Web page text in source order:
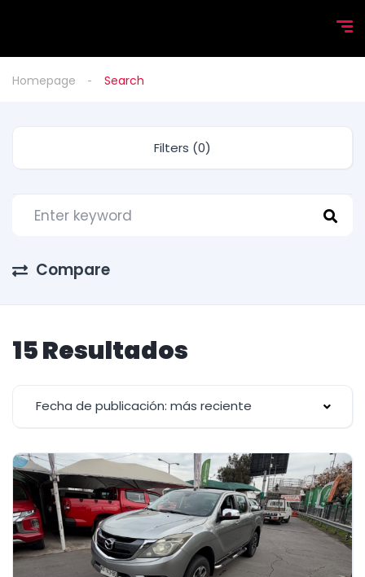
Homepage Search
Filters (0)
Compare
15 Resultados
Fecha de publicación: más reciente